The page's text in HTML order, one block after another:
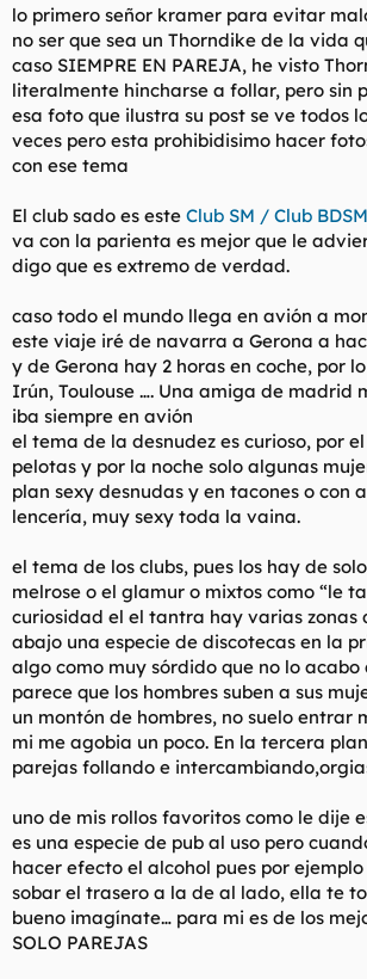
Alguna curiosidad más que me ha entrado
del club sado? Es para un hamijo.
¿Para llegar allí desde Madrid cuál crees que
Me interesaría el tren, que veo podría llegar
avión imagino que hasta Montpellier, y
llegar en bus. Mi coche lo tengo en Córdoba
Lo de ir en bolas por la calle y las playas
voluntario, ¿la gran mayoría de gente lo
un porcentaje aproximado?
¿De noche sale la mayoría de gente en
o ya no tanto, o cómo es la vaina en las
que dices que te gustan como el Melrose?
sodoma y gonorrea ese que dices que se
entrar a estos sitios con una gachí o dejan
habiendo antros que son un campo de nabos
Sobre los precios del alojamiento no
suele pagar por noche por algo sencillo
¿Hotel, Airbnb, o en qué web alquilas? ¿Lo
lo económico o derrochas ahí? Por lo que
localización para buscar alojamiento?
¿Se supera en mucho la media de la mejor
(+40), o se ven también bastantes
puedes decir del atractivo de las guarras
gran mayoría son orcos de Moria o cómo
va a ser aquello más parecido a Mordor que
Facebook parejas.
lo primero señor kramer para evitar
no ser que sea un Thorndike de la vida
caso SIEMPRE EN PAREJA, he visto
literalmente hincharse a follar, pero sin
esa foto que ilustra su post se ve todos
veces pero esta prohibidisimo hacer
con ese tema
El club sado es este Club SM / Club
va con la parienta es mejor que le
digo que es extremo de verdad.
caso todo el mundo llega en avión a
este viaje iré de navarra a Gerona a
y de Gerona hay 2 horas en coche, por
Irún, Toulouse …. Una amiga de madrid
iba siempre en avión
el tema de la desnudez es curioso, por
pelotas y por la noche solo algunas
plan sexy desnudas y en tacones o con
lencería, muy sexy toda la vaina.
el tema de los clubs, pues los hay de
melrose o el glamur o mixtos como “le
curiosidad el el tantra hay varias zonas
abajo una especie de discotecas en la
algo como muy sórdido que no lo
parece que los hombres suben a sus
un montón de hombres, no suelo entrar
mi me agobia un poco. En la tercera
parejas follando e
uno de mis rollos favoritos como le dije
es una especie de pub al uso pero
hacer efecto el alcohol pues por
sobar el trasero a la de al lado, ella te
bueno imagínate… para mi es de los
SOLO PAREJAS